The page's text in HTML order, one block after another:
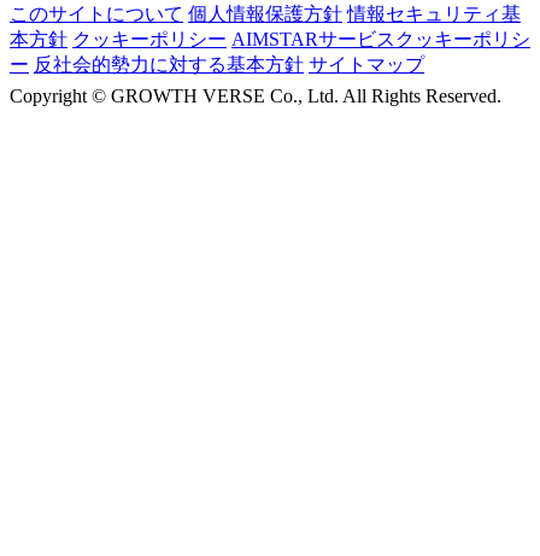
このサイトについて 個人情報保護方針 情報セキュリティ基
本方針 クッキーポリシー AIMSTARサービスクッキーポリシ
ー 反社会的勢力に対する基本方針 サイトマップ
Copyright © GROWTH VERSE Co., Ltd. All Rights Reserved.